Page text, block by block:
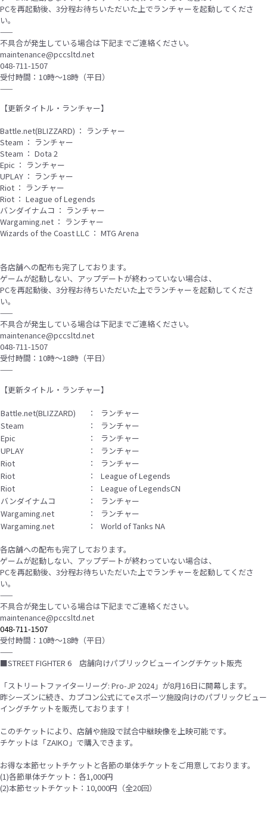
PCを再起動後、3分程お待ちいただいた上でランチャーを起動してくださ
い。
——
不具合が発生している場合は下記までご連絡ください。
maintenance@pccsltd.net
048-711-1507
受付時間：10時〜18時（平日）
——
【更新タイトル・ランチャー】
Battle.net(BLIZZARD) ： ランチャー
Steam ： ランチャー
Steam ： Dota 2
Epic ： ランチャー
UPLAY ： ランチャー
Riot ： ランチャー
Riot ： League of Legends
バンダイナムコ ： ランチャー
Wargaming.net ： ランチャー
Wizards of the Coast LLC ： MTG Arena
各店舗への配布も完了しております。
ゲームが起動しない、アップデートが終わっていない場合は、
PCを再起動後、3分程お待ちいただいた上でランチャーを起動してくださ
い。
——
不具合が発生している場合は下記までご連絡ください。
maintenance@pccsltd.net
048-711-1507
受付時間：10時〜18時（平日）
——
【更新タイトル・ランチャー】
Battle.net(BLIZZARD) ：
ランチャー
Steam
：
ランチャー
Epic
：
ランチャー
UPLAY
：
ランチャー
Riot
：
ランチャー
Riot
：
League of Legends
Riot
：
League of LegendsCN
バンダイナムコ
：
ランチャー
Wargaming.net
：
ランチャー
Wargaming.net
： World of Tanks NA
各店舗への配布も完了しております。
ゲームが起動しない、アップデートが終わっていない場合は、
PCを再起動後、3分程お待ちいただいた上でランチャーを起動してくださ
い。
——
不具合が発生している場合は下記までご連絡ください。
maintenance@pccsltd.net
048-711-1507
受付時間：10時〜18時（平日）
——
■STREET FIGHTER 6 店舗向けパブリックビューイングチケット販売
「ストリートファイターリーグ: Pro-JP 2024」が8月16日に開幕します。
昨シーズンに続き、カプコン公式にてeスポーツ施設向けのパブリックビュー
イングチケットを販売しております！
このチケットにより、店舗や施設で試合中継映像を上映可能です。
チケットは「ZAIKO」で購入できます。
お得な本節セットチケットと各節の単体チケットをご用意しております。
(1)各節単体チケット：各1,000円
(2)本節セットチケット：10,000円（全20回）